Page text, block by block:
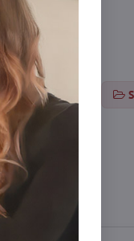
pančuchy